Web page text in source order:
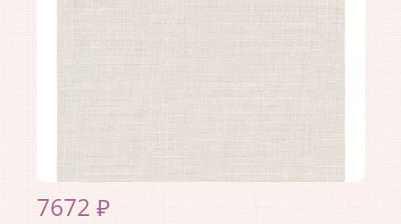
Раппорт:
7672 ₽